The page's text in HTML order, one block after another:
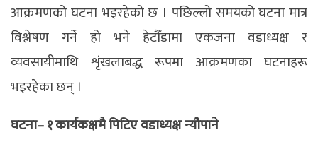
आक्रमणको घटना भइरहेको छ । पछिल्लो समयको घटना मात्र
विश्लेषण गर्ने हो भने हेटौँडामा एकजना वडाध्यक्ष र
व्यवसायीमाथि शृंखलाबद्ध रूपमा आक्रमणका घटनाहरू
भइरहेका छन् ।
घटना– १ कार्यकक्षमै पिटिए वडाध्यक्ष न्यौपाने